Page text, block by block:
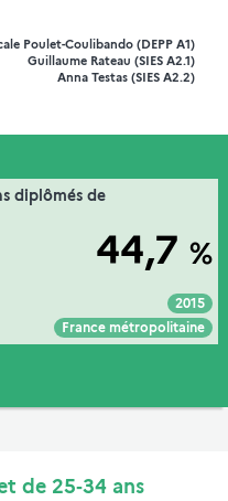
Poulet-Coulibando (DEPP A1)
Guillaume Rateau (SIES A2.1)
Anna Testas (SIES A2.2)
diplômés de
44,7 %
2015
France métropolitaine
Voir :
Intégrer :
Extrait de la fiche "
et des
Source :
MEN-MESRE-DEPP
de 25‑34 ans